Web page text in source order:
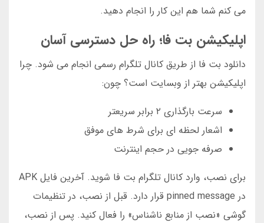
می کنم شما هم این کار را انجام دهید.
اپلیکیشن بت فا؛ راه حل دسترسی آسان
دانلود بت فا از طریق کانال تلگرام رسمی انجام می شود. چرا
اپلیکیشن بهتر از وبسایت است؟ چون:
سرعت بارگذاری ۲ برابر سریعتر
اشعار لحظه ای برای شرط های موفق
صرفه جویی در حجم اینترنت
برای نصب، وارد کانال تلگرام بت فا شوید. آخرین فایل APK
در pinned message قرار دارد. قبل از نصب، در تنظیمات
گوشی «نصب از منابع ناشناس» را فعال کنید. پس از نصب،